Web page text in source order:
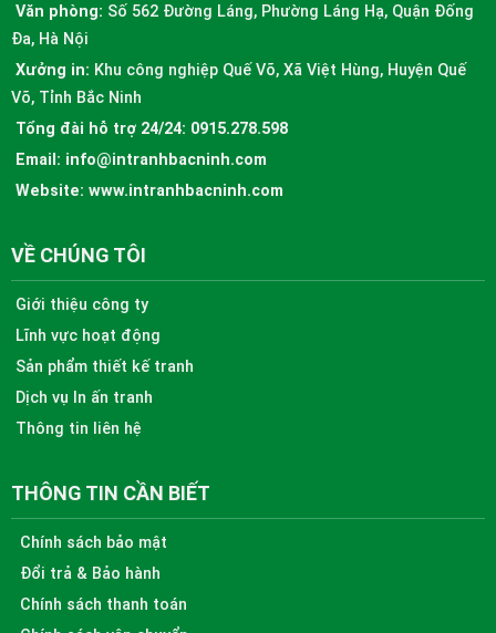
Văn phòng: Số 562 Đường Láng, Phường Láng Hạ, Quận Đống
Đa, Hà Nội
Xưởng in: Khu công nghiệp Quế Võ, Xã Việt Hùng, Huyện Quế
Võ, Tỉnh Bắc Ninh
Tổng đài hỗ trợ 24/24: 0915.278.598
Email: info@intranhbacninh.com
Website: www.intranhbacninh.com
VỀ CHÚNG TÔI
Giới thiệu công ty
Lĩnh vực hoạt động
Sản phẩm thiết kế tranh
Dịch vụ In ấn tranh
Thông tin liên hệ
THÔNG TIN CẦN BIẾT
Chính sách bảo mật
Đổi trả & Bảo hành
Chính sách thanh toán